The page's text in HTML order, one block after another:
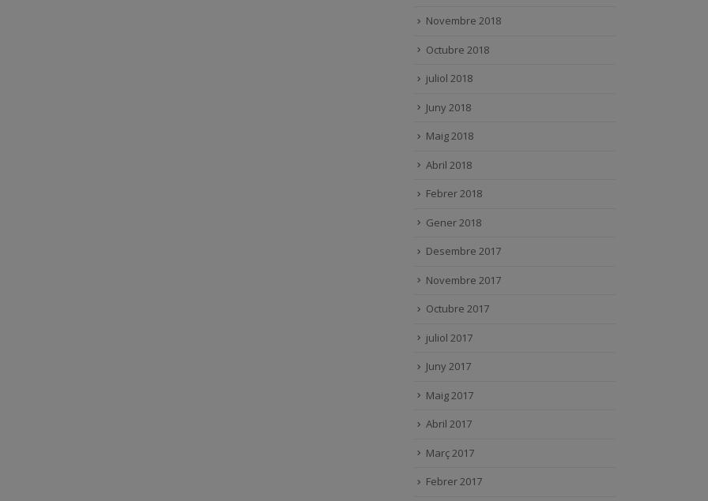
Novembre 2018
Octubre 2018
juliol 2018
Juny 2018
Maig 2018
Abril 2018
Febrer 2018
Gener 2018
Desembre 2017
Novembre 2017
Octubre 2017
juliol 2017
Juny 2017
Maig 2017
Abril 2017
Març 2017
Febrer 2017